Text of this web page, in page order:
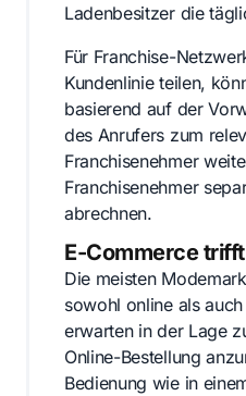
Ladenbesitzer die
Für Franchise-
Kundenlinie teilen,
basierend auf der
des Anrufers zum
Franchisenehmer
Franchisenehmer
abrechnen.
E-Commerce
Die meisten
sowohl online als
erwarten in der Lage
Online-Bestellung
Bedienung wie in